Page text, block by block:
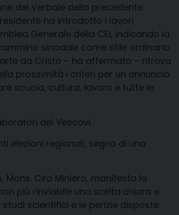
del Verbale della precedente
ha introdotto i lavori
Generale della CEI, indicando la
sinodale come stile ordinario
da Cristo – ha affermato – ritrova
prossimità i criteri per un annuncio
scuola, cultura, lavoro e tutte le
dei Vescovi.
elezioni regionali, segno di una
Ciro Miniero, manifesta la
più rinviabile una scelta chiara e
scientifici e le perizie disposte